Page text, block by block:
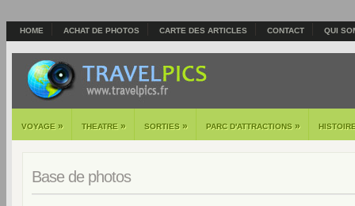
HOME ACHAT DE PHOTOS CARTE DES ARTICLES CONTACT QUI
VOYAGE » THEATRE » SORTIES » PARC D'ATTRACTIONS »
Base de photos